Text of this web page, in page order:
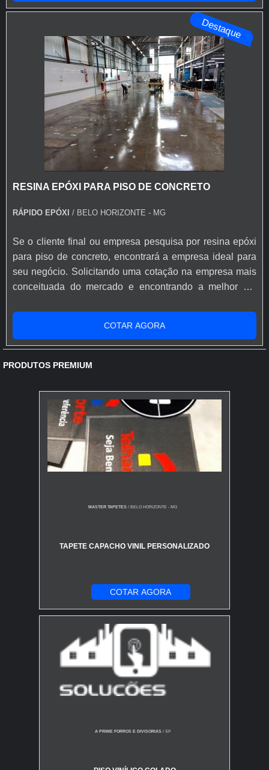
Rápido Epóxi. A empresa tem em seu escopo resina
epóxi autonivelante transparente e tinta para asf...
Destaque
RESINA EPÓXI PARA PISO DE CONCRETO
RÁPIDO EPÓXI / BELO HORIZONTE - MG
Se o cliente final ou empresa pesquisa por resina epóxi
para piso de concreto, encontrará a empresa ideal para
seu negócio. Solicitando uma cotação na empresa mais
conceituada do mercado e encontrando a melhor em
resina epóxi para piso de concreto, com os profissionais
especializados da Rápido Epóxi o cliente conseguirá
proteção com comprometimento com o resultado dos
clientes.MAIS SOBRE...
COTAR AGORA
PRODUTOS PREMIUM
MASTER TAPETES / BELO HORIZONTE - MG
TAPETE CAPACHO VINIL PERSONALIZADO
COTAR AGORA
A PRIME FORROS E DIVISORIAS/ SP